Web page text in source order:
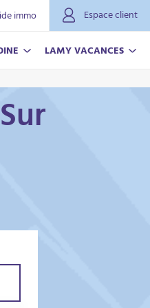
immo
Espace client
LAMY VACANCES